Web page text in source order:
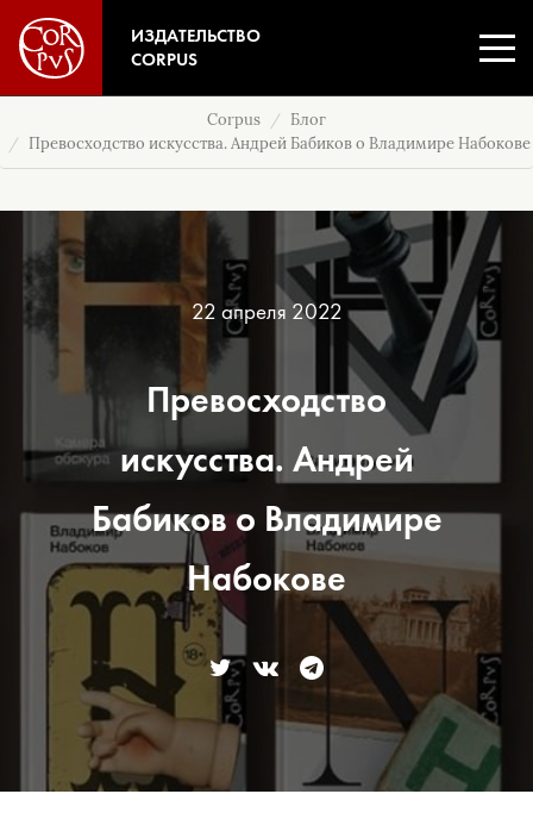
ИЗДАТЕЛЬСТВО
CORPUS
Corpus
Блог
Превосходство искусства. Андрей Бабиков о Владимире Набокове
22 апреля 2022
Превосходство
искусства. Андрей
Бабиков о Владимире
Набокове